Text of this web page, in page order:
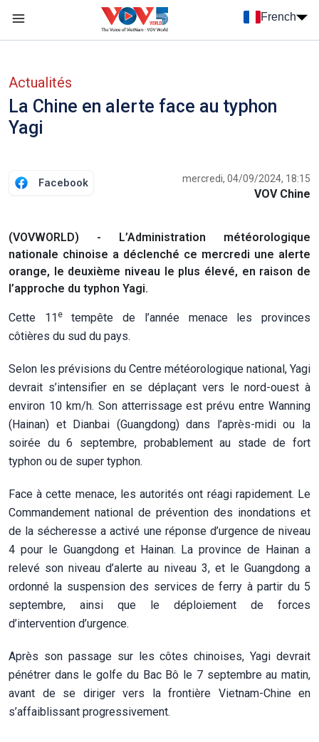
French
Actualités
La Chine en alerte face au typhon
Yagi
Facebook mercredi, 04/09/2024, 18:15
VOV Chine
(VOVWORLD) - L’Administration météorologique
nationale chinoise a déclenché ce mercredi une alerte
orange, le deuxième niveau le plus élevé, en raison de
l’approche du typhon Yagi.
Cette 11 etempête de l’année menace les provinces
côtières du sud du pays.
Selon les prévisions du Centre météorologique national, Yagi
devrait s’intensifier en se déplaçant vers le nord-ouest à
environ 10 km/h. Son atterrissage est prévu entre Wanning
(Hainan) et Dianbai (Guangdong) dans l’après-midi ou la
soirée du 6 septembre, probablement au stade de fort
typhon ou de super typhon.
Face à cette menace, les autorités ont réagi rapidement. Le
Commandement national de prévention des inondations et
de la sécheresse a activé une réponse d’urgence de niveau
4 pour le Guangdong et Hainan. La province de Hainan a
relevé son niveau d’alerte au niveau 3, et le Guangdong a
ordonné la suspension des services de ferry à partir du 5
septembre, ainsi que le déploiement de forces
d’intervention d’urgence.
Après son passage sur les côtes chinoises, Yagi devrait
pénétrer dans le golfe du Bac Bô le 7 septembre au matin,
avant de se diriger vers la frontière Vietnam-Chine en
s’affaiblissant progressivement.